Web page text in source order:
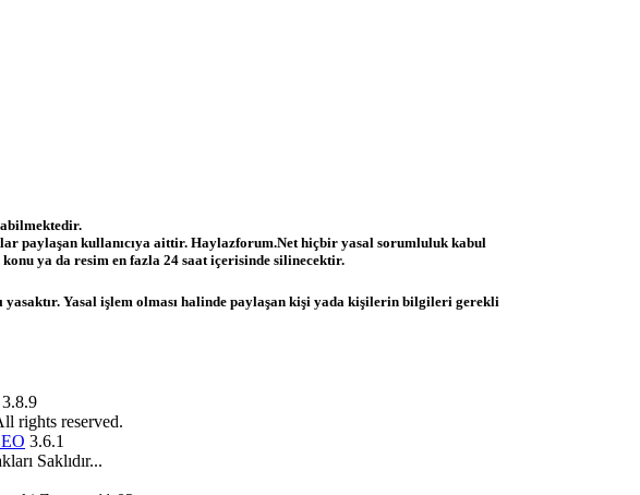
paylaşan kullanıcıya aittir. Haylazforum.Net hiçbir yasal sorumluluk kabul
ya da resim en fazla 24 saat içerisinde silinecektir.
yasaktır. Yasal işlem olması halinde paylaşan kişi yada kişilerin bilgileri gerekli
rights reserved.
3.6.1
Saklıdır...